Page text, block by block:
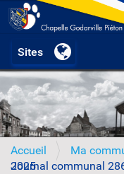
Accueil Ma
Journal communal 286 - Spécial saison carnavalesque 2025